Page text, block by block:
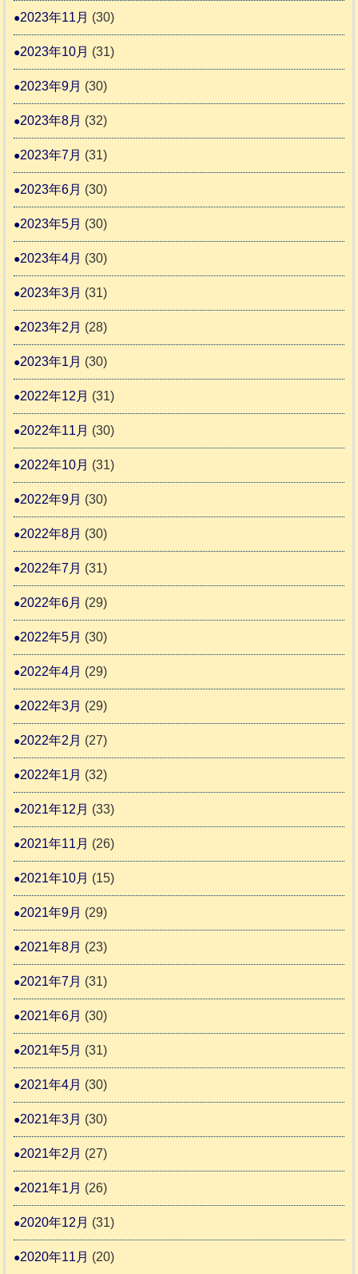
2023年11月 (30)
2023年10月 (31)
2023年9月 (30)
2023年8月 (32)
2023年7月 (31)
2023年6月 (30)
2023年5月 (30)
2023年4月 (30)
2023年3月 (31)
2023年2月 (28)
2023年1月 (30)
2022年12月 (31)
2022年11月 (30)
2022年10月 (31)
2022年9月 (30)
2022年8月 (30)
2022年7月 (31)
2022年6月 (29)
2022年5月 (30)
2022年4月 (29)
2022年3月 (29)
2022年2月 (27)
2022年1月 (32)
2021年12月 (33)
2021年11月 (26)
2021年10月 (15)
2021年9月 (29)
2021年8月 (23)
2021年7月 (31)
2021年6月 (30)
2021年5月 (31)
2021年4月 (30)
2021年3月 (30)
2021年2月 (27)
2021年1月 (26)
2020年12月 (31)
2020年11月 (20)